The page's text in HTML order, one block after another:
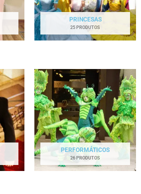
PRINCESAS
25 PRODUTOS
PERFORMÁTICOS
26 PRODUTOS